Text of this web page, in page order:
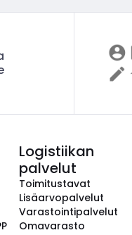
Logistiikan
palvelut
Toimitustavat
Lisäarvopalvelut
Varastointipalvelut
Omavarasto